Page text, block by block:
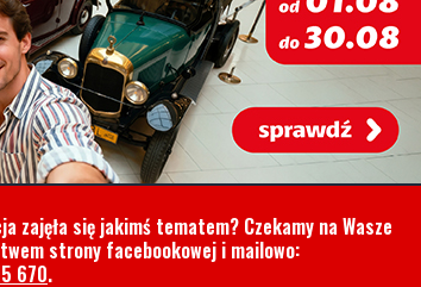
zajęła się jakimś tematem? Czekamy na Wasze
strony facebookowej i mailowo:
670.